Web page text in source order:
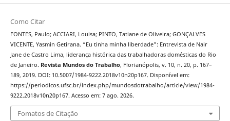
Como Citar
FONTES, Paulo; ACCIARI, Louisa; PINTO, Tatiane de Oliveira; GONÇALVES
VICENTE, Yasmin Getirana. “Eu tinha minha liberdade”: Entrevista de Nair
Jane de Castro Lima, liderança histórica das trabalhadoras domésticas do Rio
de Janeiro. Revista Mundos do Trabalho, Florianópolis, v. 10, n. 20, p. 167–
189, 2019. DOI: 10.5007/1984-9222.2018v10n20p167. Disponível em:
https://periodicos.ufsc.br/index.php/mundosdotrabalho/article/view/1984-
9222.2018v10n20p167. Acesso em: 7 ago. 2026.
Fomatos de Citação